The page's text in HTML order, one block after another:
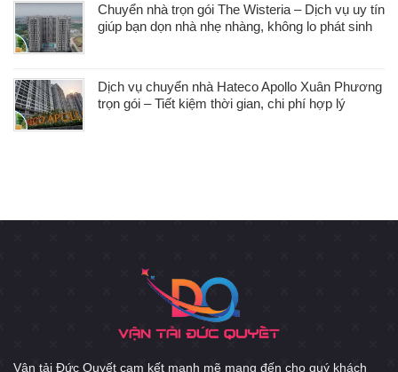
Chuyển nhà trọn gói The Wisteria – Dịch vụ uy tín
giúp bạn dọn nhà nhẹ nhàng, không lo phát sinh
Dịch vụ chuyển nhà Hateco Apollo Xuân Phương
trọn gói – Tiết kiệm thời gian, chi phí hợp lý
Vận tải Đức Quyết cam kết mạnh mẽ mang đến cho quý khách